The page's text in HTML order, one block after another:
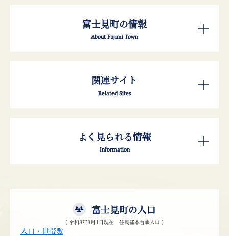
富士見町の情報
About Fujimi Town
関連サイト
Related Sites
よく見られる情報
Information
富士見町の人口
（ 令和8年8月1日現在 住民基本台帳人口 ）
人口・世帯数